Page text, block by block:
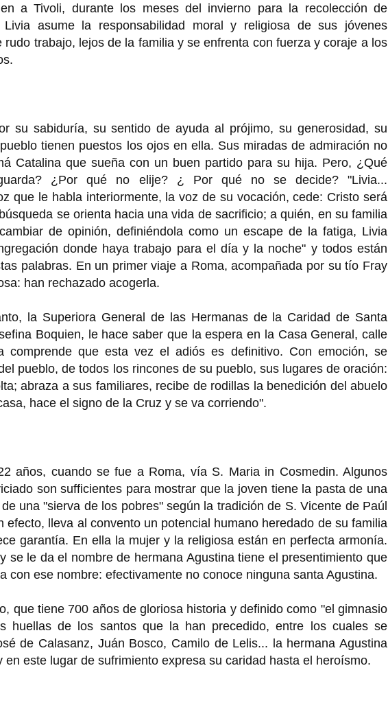
a Tivoli, durante los meses del invierno para la recolección de
Livia asume la responsabilidad moral y religiosa de sus jóvenes
trabajo, lejos de la familia y se enfrenta con fuerza y coraje a los
su sabiduría, su sentido de ayuda al prójimo, su generosidad, su
tienen puestos los ojos en ella. Sus miradas de admiración no
Catalina que sueña con un buen partido para su hija. Pero, ¿Qué
¿Por qué no elije? ¿ Por qué no se decide? "Livia...
que le habla interiormente, la voz de su vocación, cede: Cristo será
se orienta hacia una vida de sacrificio; a quién, en su familia
de opinión, definiéndola como un escape de la fatiga, Livia
donde haya trabajo para el día y la noche" y todos están
palabras. En un primer viaje a Roma, acompañada por su tío Fray
han rechazado acogerla.
la Superiora General de las Hermanas de la Caridad de Santa
Boquien, le hace saber que la espera en la Casa General, calle
comprende que esta vez el adiós es definitivo. Con emoción, se
pueblo, de todos los rincones de su pueblo, sus lugares de oración:
abraza a sus familiares, recibe de rodillas la benedición del abuelo
hace el signo de la Cruz y se va corriendo".
años, cuando se fue a Roma, vía S. Maria in Cosmedin. Algunos
son sufficientes para mostrar que la joven tiene la pasta de una
una "sierva de los pobres" según la tradición de S. Vicente de Paúl
efecto, lleva al convento un potencial humano heredado de su familia
garantía. En ella la mujer y la religiosa están en perfecta armonía.
se le da el nombre de hermana Agustina tiene el presentimiento que
con ese nombre: efectivamente no conoce ninguna santa Agustina.
que tiene 700 años de gloriosa historia y definido como "el gimnasio
huellas de los santos que la han precedido, entre los cuales se
de Calasanz, Juán Bosco, Camilo de Lelis... la hermana Agustina
este lugar de sufrimiento expresa su caridad hasta el heroísmo.